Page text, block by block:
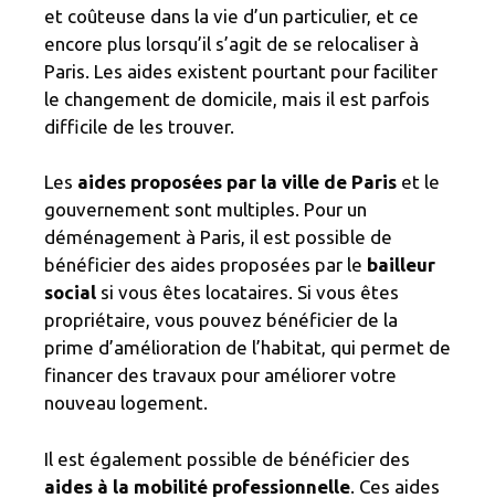
et coûteuse dans la vie d’un particulier, et ce
encore plus lorsqu’il s’agit de se relocaliser à
Paris. Les aides existent pourtant pour faciliter
le changement de domicile, mais il est parfois
difficile de les trouver.
Les aides proposées par la ville de Paris et le
gouvernement sont multiples. Pour un
déménagement à Paris, il est possible de
bénéficier des aides proposées par le bailleur
social si vous êtes locataires. Si vous êtes
propriétaire, vous pouvez bénéficier de la
prime d’amélioration de l’habitat, qui permet de
financer des travaux pour améliorer votre
nouveau logement.
Il est également possible de bénéficier des
aides à la mobilité professionnelle. Ces aides